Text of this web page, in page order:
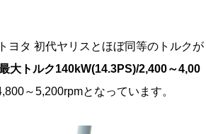
ヨタ 初代ヤリスとほぼ同等のトルクが
大トルク140kW(14.3PS)/2,400～4,00
～5,200rpmとなっています。